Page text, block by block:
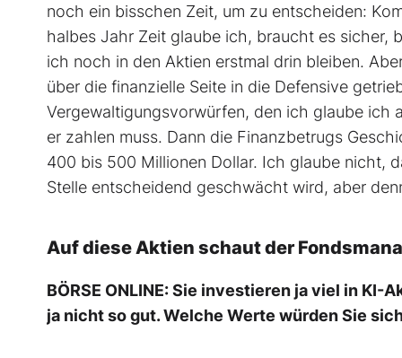
noch ein bisschen Zeit, um zu entscheiden:
halbes Jahr Zeit glaube ich, braucht es sicher,
ich noch in den Aktien erstmal drin bleiben.
über die finanzielle Seite in die Defensive
Vergewaltigungsvorwürfen, den ich glaube ich
er zahlen muss. Dann die Finanzbetrugs
400 bis 500 Millionen Dollar. Ich glaube nicht,
Stelle entscheidend geschwächt wird, aber
Auf diese Aktien schaut der
BÖRSE ONLINE: Sie investieren ja viel in
ja nicht so gut. Welche Werte würden Sie